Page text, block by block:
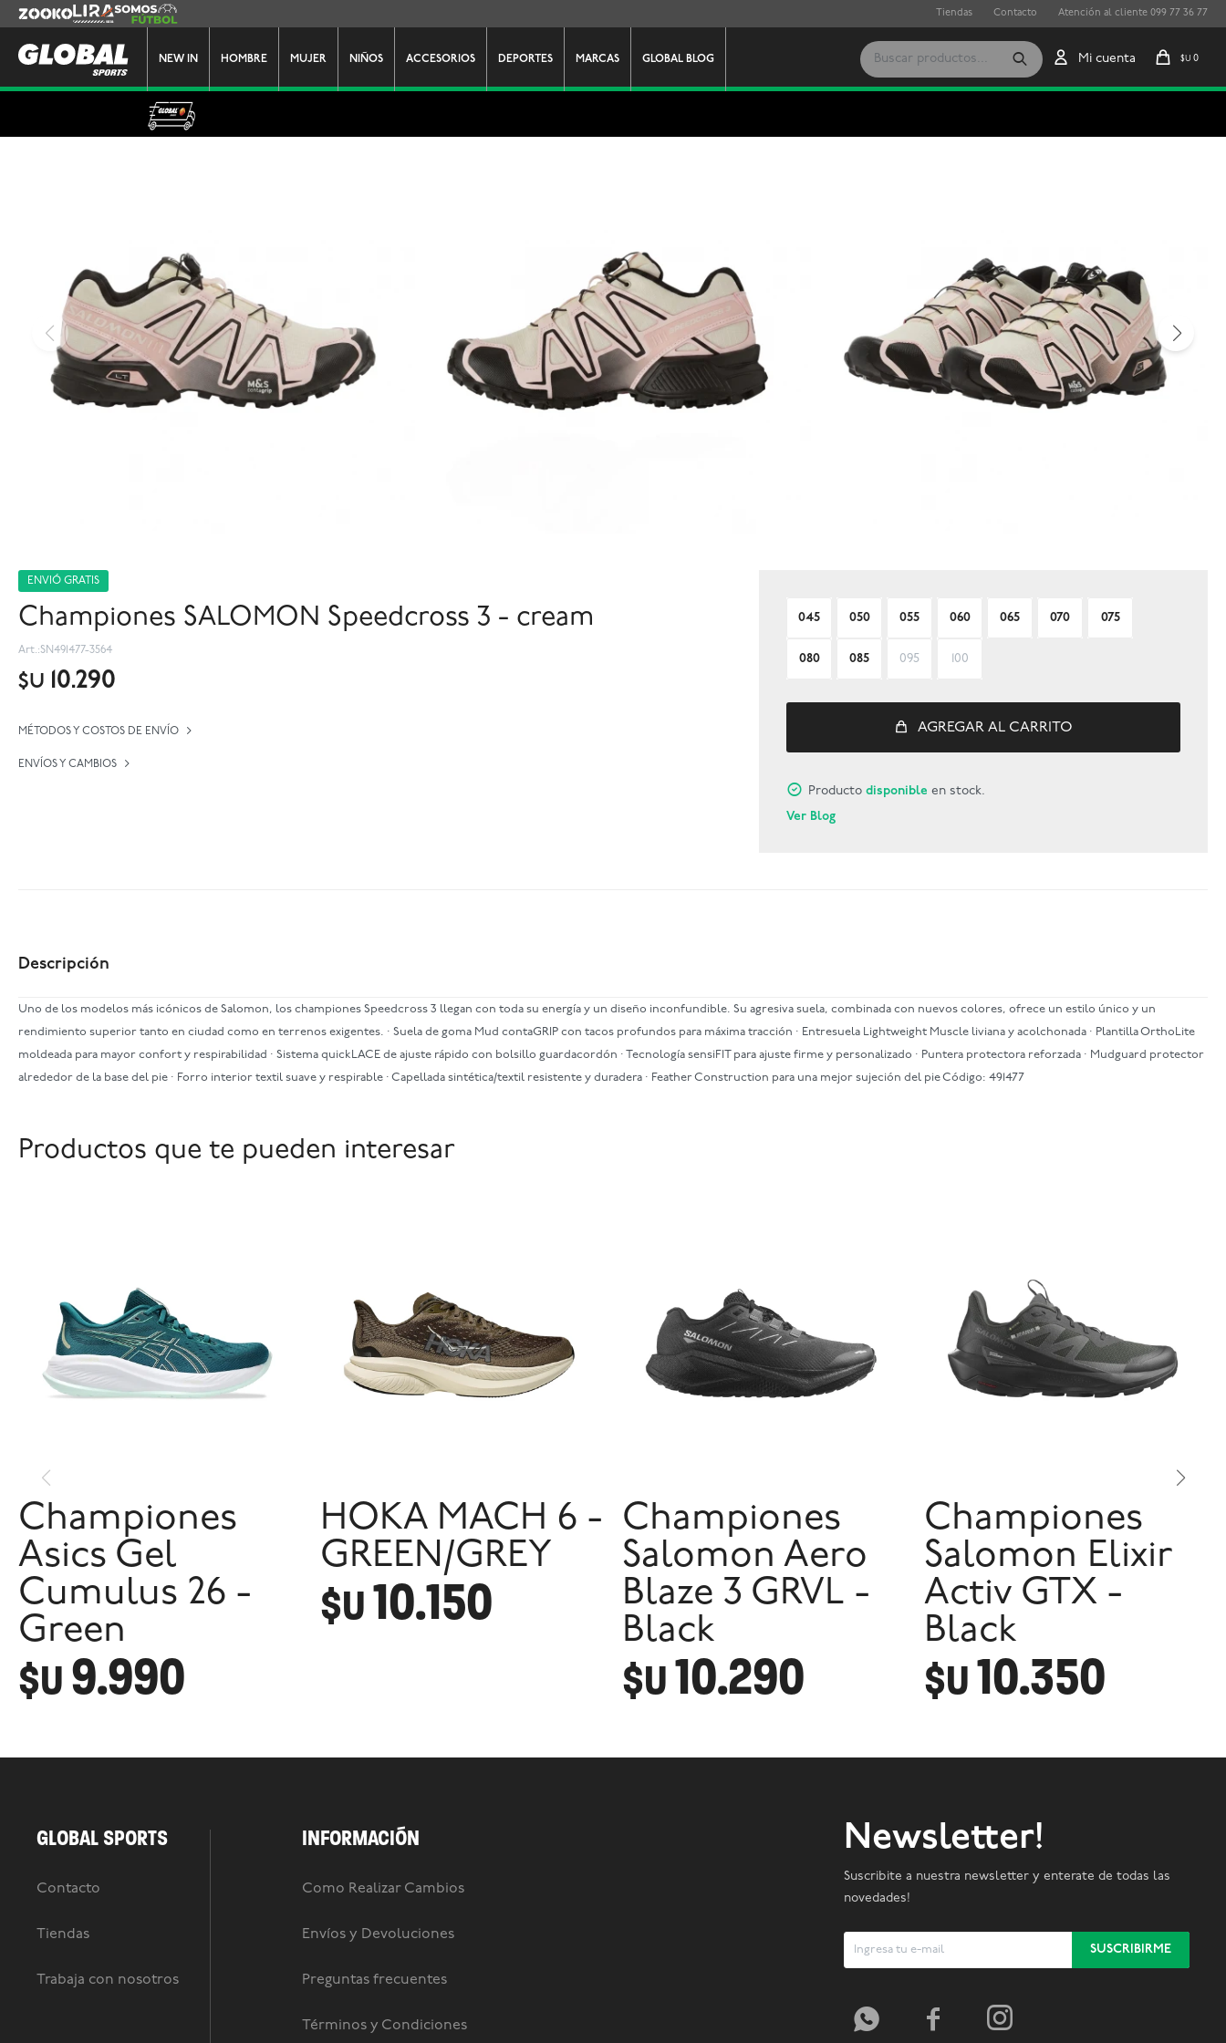
NEW IN HOMBRE MUJER NIÑOS ACCESORIOS DEPORTES MARCAS GLOBAL BLOG $U 0
Zooko Lira Somos Futbol Tiendas Contacto Atención al cliente 099 77 36 77
ENVIÓ GRATIS
Championes SALOMON Speedcross 3 - cream
SN491477-3564
$U 10.290
MÉTODOS Y COSTOS DE ENVÍO
ENVÍOS Y CAMBIOS
045 050 055 060 065 070 075
080 085 095 100
AGREGAR AL CARRITO
Productodisponible en stock.
Ver Blog
Descripción
Uno de los modelos más icónicos de Salomon, los championes Speedcross 3 llegan con toda su energía y un diseño inconfundible. Su agresiva suela, combinada con nuevos colores, ofrece un estilo único y un
rendimiento superior tanto en ciudad como en terrenos exigentes. · Suela de goma Mud contaGRIP con tacos profundos para máxima tracción · Entresuela Lightweight Muscle liviana y acolchonada · Plantilla OrthoLite
moldeada para mayor confort y respirabilidad · Sistema quickLACE de ajuste rápido con bolsillo guardacordón · Tecnología sensiFIT para ajuste firme y personalizado · Puntera protectora reforzada · Mudguard protector
alrededor de la base del pie · Forro interior textil suave y respirable · Capellada sintética/textil resistente y duradera · Feather Construction para una mejor sujeción del pie Código: 491477
Productos que te pueden interesar
Championes
Asics Gel
Cumulus 26 -
Green
$U9.990
HOKA MACH 6 -
GREEN/GREY
$U10.150
Championes
Salomon Aero
Blaze 3 GRVL -
Black
$U10.290
Championes
Salomon Elixir
Activ GTX -
Black
$U10.350
GLOBAL SPORTS
Contacto
Tiendas
Trabaja con nosotros
INFORMACIÓN
Como Realizar Cambios
Envíos y Devoluciones
Preguntas frecuentes
Términos y Condiciones
Newsletter!
Suscribite a nuestra newsletter y enterate de todas las
novedades!
SUSCRIBIRME
  